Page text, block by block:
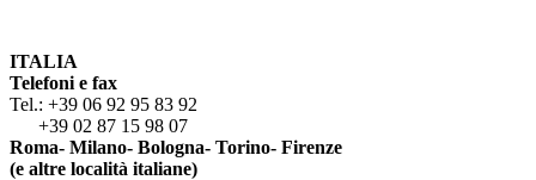
ITALIA
Telefoni e fax
Tel.: +39 06 92 95 83 92
+39 02 87 15 98 07
Roma- Milano- Bologna- Torino- Firenze
(e altre località italiane)